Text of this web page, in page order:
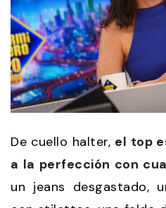
De cuello halter, el top
a la perfección con
un jeans desgastado,